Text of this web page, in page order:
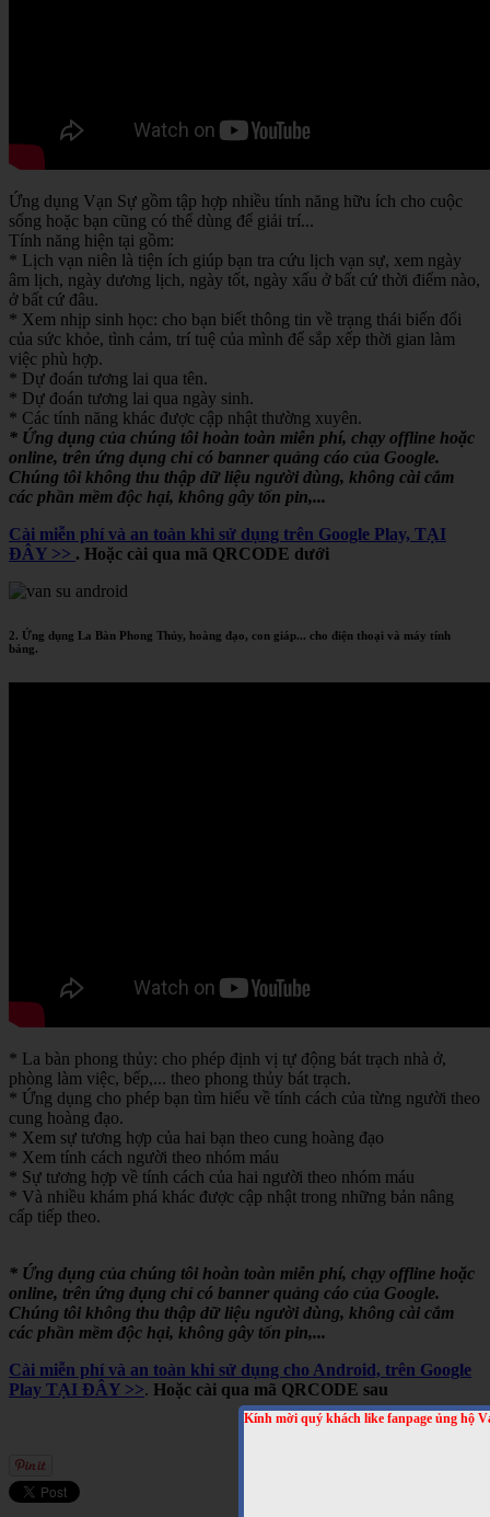
Kính mời quý khách like fanpage ủng hộ
Ứng dụng Vạn Sự gồm tập hợp nhiều tính năng hữu ích cho cuộc
sống hoặc bạn cũng có thể dùng để giải trí...
Tính năng hiện tại gồm:
* Lịch vạn niên là tiện ích giúp bạn tra cứu lịch vạn sự, xem ngày
âm lịch, ngày dương lịch, ngày tốt, ngày xấu ở bất cứ thời điểm nào,
ở bất cứ đâu.
* Xem nhịp sinh học: cho bạn biết thông tin về trạng thái biến đổi
của sức khỏe, tình cảm, trí tuệ của mình để sắp xếp thời gian làm
việc phù hợp.
* Dự đoán tương lai qua tên.
* Dự đoán tương lai qua ngày sinh.
* Các tính năng khác được cập nhật thường xuyên.
* Ứng dụng của chúng tôi hoàn toàn miễn phí, chạy offline hoặc
online, trên ứng dụng chỉ có banner quảng cáo của Google.
Chúng tôi không thu thập dữ liệu người dùng, không cài cắm
các phần mềm độc hại, không gây tốn pin,...
Cài miễn phí và an toàn khi sử dụng trên Google Play, TẠI
ĐÂY >> . Hoặc cài qua mã QRCODE dưới
2. Ứng dụng La Bàn Phong Thủy, hoàng đạo, con giáp... cho điện thoại và máy tính
bảng.
* La bàn phong thủy: cho phép định vị tự động bát trạch nhà ở,
phòng làm việc, bếp,... theo phong thủy bát trạch.
* Ứng dụng cho phép bạn tìm hiểu về tính cách của từng người theo
cung hoàng đạo.
* Xem sự tương hợp của hai bạn theo cung hoàng đạo
* Xem tính cách người theo nhóm máu
* Sự tương hợp về tính cách của hai người theo nhóm máu
* Và nhiều khám phá khác được cập nhật trong những bản nâng
cấp tiếp theo.
* Ứng dụng của chúng tôi hoàn toàn miễn phí, chạy offline hoặc
online, trên ứng dụng chỉ có banner quảng cáo của Google.
Chúng tôi không thu thập dữ liệu người dùng, không cài cắm
các phần mềm độc hại, không gây tốn pin,...
Cài miễn phí và an toàn khi sử dụng cho Android, trên Google
Play TẠI ĐÂY >>. Hoặc cài qua mã QRCODE sau